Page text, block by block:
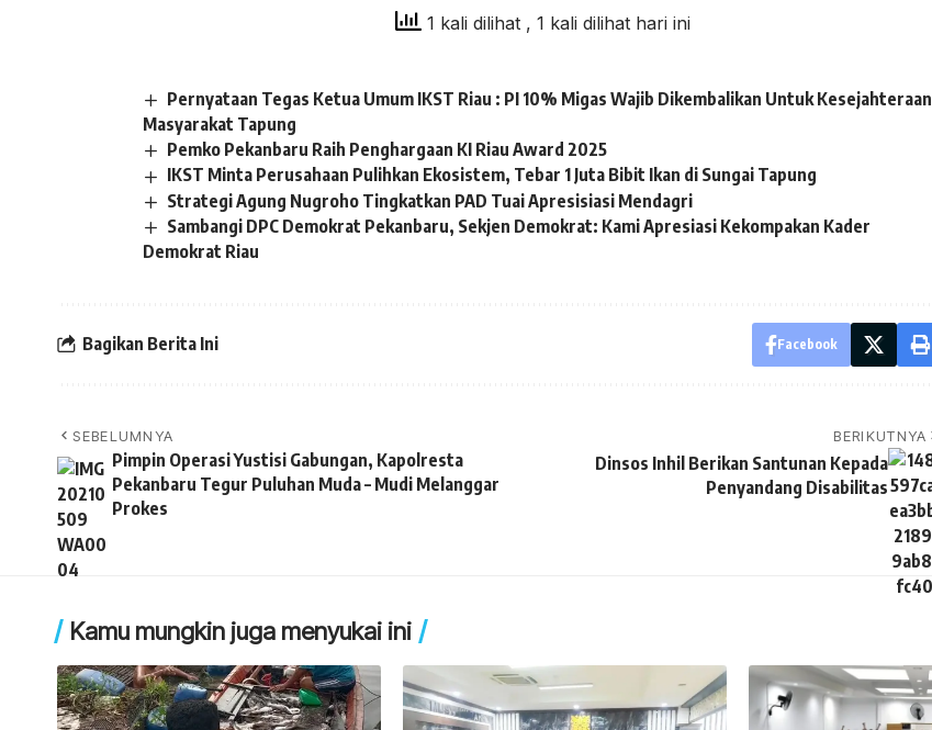
1 kali dilihat , 1 kali dilihat hari ini
Pernyataan Tegas Ketua Umum IKST Riau : PI 10% Migas Wajib Dikembalikan Untuk Kesejahteraan
Masyarakat Tapung
Pemko Pekanbaru Raih Penghargaan KI Riau Award 2025
IKST Minta Perusahaan Pulihkan Ekosistem, Tebar 1 Juta Bibit Ikan di Sungai Tapung
Strategi Agung Nugroho Tingkatkan PAD Tuai Apresisiasi Mendagri
Sambangi DPC Demokrat Pekanbaru, Sekjen Demokrat: Kami Apresiasi Kekompakan Kader
Demokrat Riau
Bagikan Berita Ini Facebook
SEBELUMNYA
Pimpin Operasi Yustisi Gabungan, Kapolresta
Pekanbaru Tegur Puluhan Muda – Mudi Melanggar
Prokes
BERIKUTNYA
Dinsos Inhil Berikan Santunan Kepada
Penyandang Disabilitas
Kamu mungkin juga menyukai ini